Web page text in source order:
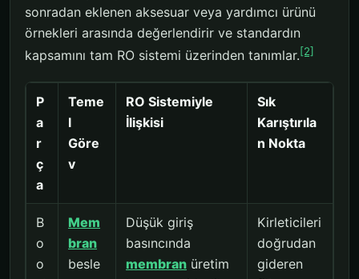
sonradan eklenen aksesuar veya yardımcı ürünü
örnekleri arasında değerlendirir ve standardın
kapsamını tam RO sistemi üzerinden tanımlar.[2]
P
a
r
ç
a
Teme
l
Göre
v
RO Sistemiyle
İlişkisi
Sık
Karıştırıla
n Nokta
B
o
o
Mem
bran
besle
Düşük giriş
basıncında
membran üretim
Kirleticileri
doğrudan
gideren